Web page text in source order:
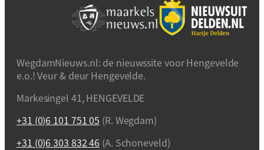
WegdamNieuws.nl: de nieuwssite voor Hengevelde
e.o.! Veur & deur Hengevelde.
Markesingel 41, HENGEVELDE
+31 (0)6 101 751 05 (R. Wegdam)
+31 (0)6 303 832 46 (A. Schoneveld)